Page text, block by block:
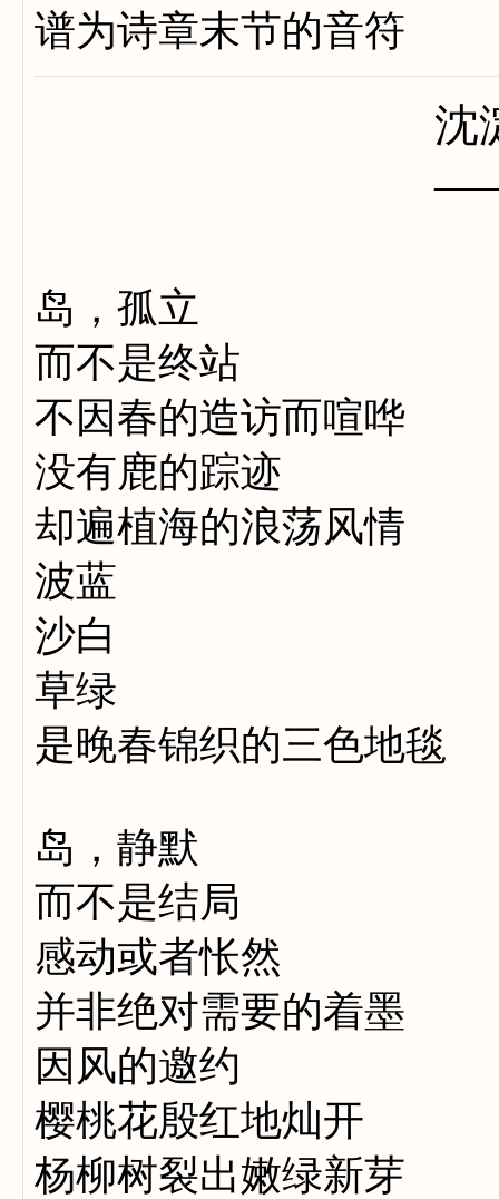
谱为诗章末节的音符
沈
——
岛，孤立
而不是终站
不因春的造访而喧哗
没有鹿的踪迹
却遍植海的浪荡风情
波蓝
沙白
草绿
是晚春锦织的三色地毯
岛，静默
而不是结局
感动或者怅然
并非绝对需要的着墨
因风的邀约
樱桃花殷红地灿开
杨柳树裂出嫩绿新芽